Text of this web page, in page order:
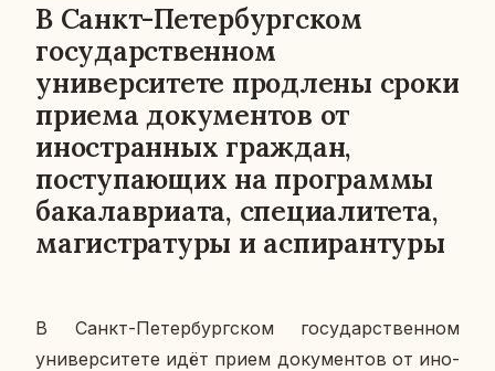
В Санкт-Петербургском
государственном
университете продлены сроки
приема документов от
иностранных граждан,
поступающих на программы
бакалавриата, специалитета,
магистратуры и аспирантуры
В Санкт-Пе­тер­бург­ском го­су­дар­ствен­ном
уни­вер­си­те­те идёт прием до­ку­мен­тов от ино­